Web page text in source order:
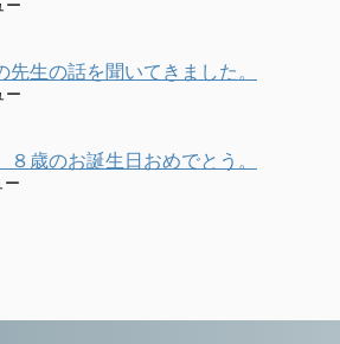
ー
先生の話を聞いてきました。
ー
８歳のお誕生日おめでとう。
ー